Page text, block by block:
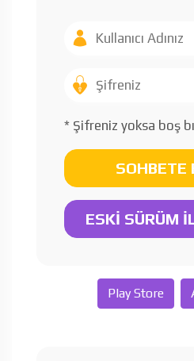
* Şifreniz yoksa boş
SOHBETE
ESKİ SÜRÜM
Play Store